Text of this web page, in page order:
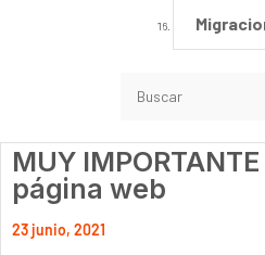
MUY
página web
23 junio, 2021